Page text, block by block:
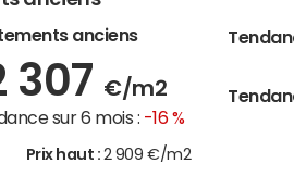
anciens
307 €/m2
sur 6 mois : -16 %
Prix haut : 2 909 €/m2